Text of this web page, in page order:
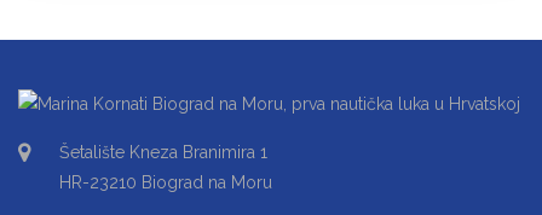
Šetalište Kneza Branimira 1
HR-23210 Biograd na Moru